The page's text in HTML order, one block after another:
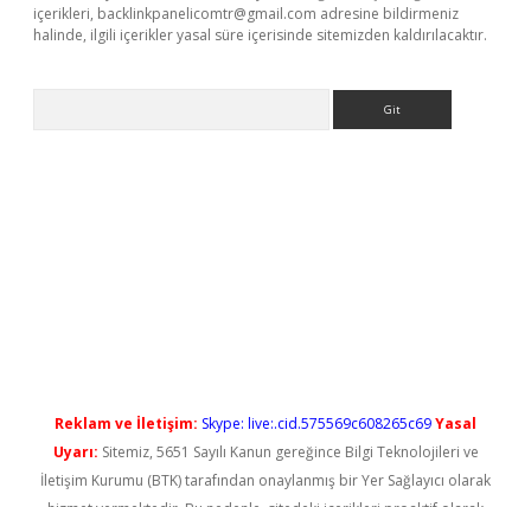
içerikleri, backlinkpanelicomtr@gmail.com adresine bildirmeniz
halinde, ilgili içerikler yasal süre içerisinde sitemizden kaldırılacaktır.
Reklam ve İletişim: Skype: live:.cid.575569c608265c69Yasal
Uyarı: Sitemiz, 5651 Sayılı Kanun gereğince Bilgi Teknolojileri ve
İletişim Kurumu (BTK) tarafından onaylanmış bir Yer Sağlayıcı olarak